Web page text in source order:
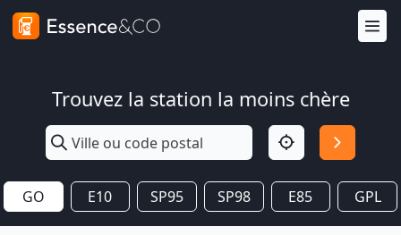
Trouvez la station la moins chère
GO E10 SP95 SP98 E85 GPL